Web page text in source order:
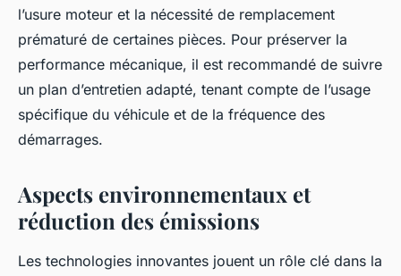
l’usure moteur et la nécessité de remplacement
prématuré de certaines pièces. Pour préserver la
performance mécanique, il est recommandé de suivre
un plan d’entretien adapté, tenant compte de l’usage
spécifique du véhicule et de la fréquence des
démarrages.
Aspects environnementaux et
réduction des émissions
Les technologies innovantes jouent un rôle clé dans la